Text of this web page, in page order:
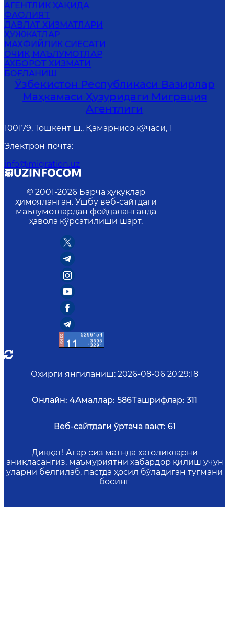
АГЕНТЛИК ҲАҚИДА
ФАОЛИЯТ
ДАВЛАТ ХИЗМАТЛАРИ
ҲУЖЖАТЛАР
MАХФИЙЛИК СИЁСАТИ
ОЧИҚ МАЪЛУМОТЛАР
АХБОРОТ ХИЗМАТИ
БОҒЛАНИШ
Ўзбекистон Республикаси Вазирлар
Маҳкамаси Ҳузуридаги Миграция
Агентлиги
100179, Тошкент ш., Қамарнисо кўчаси, 1
Электрон почта:
info@migration.uz
© 2001-2026 Барча ҳуқуқлар
ҳимояланган. Ушбу веб-сайтдаги
маълумотлардан фойдаланганда
ҳавола кўрсатилиши шарт.
Охирги янгиланиш: 2026-08-06 20:29:18
Онлайн: 4Амаллар: 586Ташрифлар: 311
Веб-сайтдаги ўртача вақт: 61
Диққат! Агар сиз матнда хатоликларни
аниқласангиз, маъмуриятни хабардор қилиш учун
уларни белгилаб, пастда ҳосил бўладиган тугмани
босинг